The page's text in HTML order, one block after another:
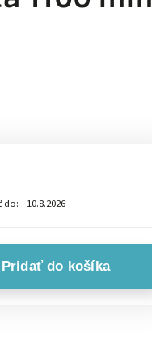
do: 10.8.2026
Pridať do košíka